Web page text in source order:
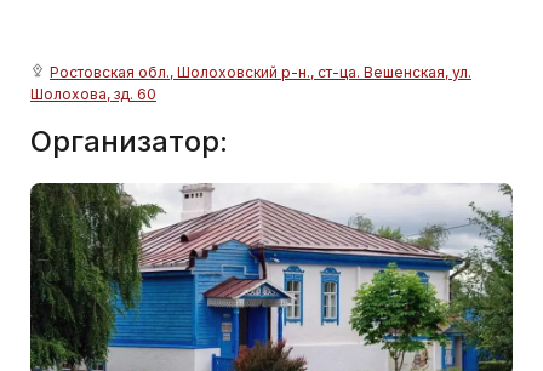
Ростовская обл., Шолоховский р-н., ст-ца. Вешенская, ул.
Шолохова, зд. 60
Организатор: